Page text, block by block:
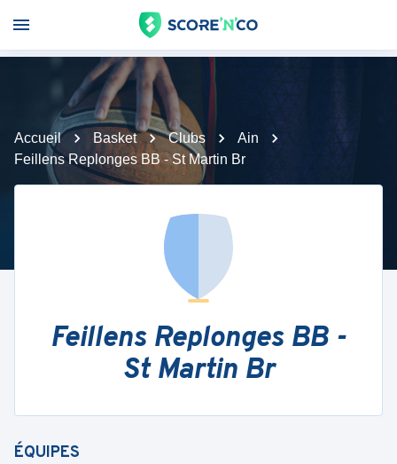
Accueil Basket Clubs
Ain
Feillens Replonges BB - St Martin Br
Feillens Replonges BB -
St Martin Br
ÉQUIPES